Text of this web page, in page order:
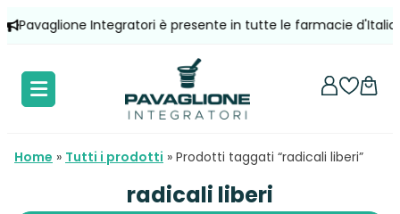
Vai
al
Pavaglione Integratori è presente in tutte le farmacie d'Italia!
Home » Tutti i prodotti » Prodotti taggati “radicali liberi”
radicali liberi